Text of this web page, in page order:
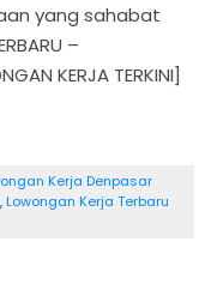
yang sahabat
–
KERJA TERKINI]
Kerja Denpasar
, Lowongan Kerja Terbaru